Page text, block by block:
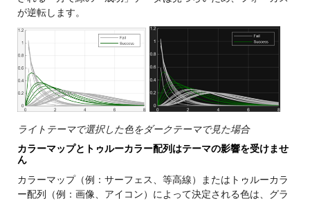
が逆転します。
ライトテーマで選択した色をダークテーマで見た場合
カラーマップとトゥルーカラー配列はテーマの影響を受けませ
ん
カラーマップ（例：サーフェス、等高線）またはトゥルーカラ
ー配列（例：画像、アイコン）によって決定される色は、グラ